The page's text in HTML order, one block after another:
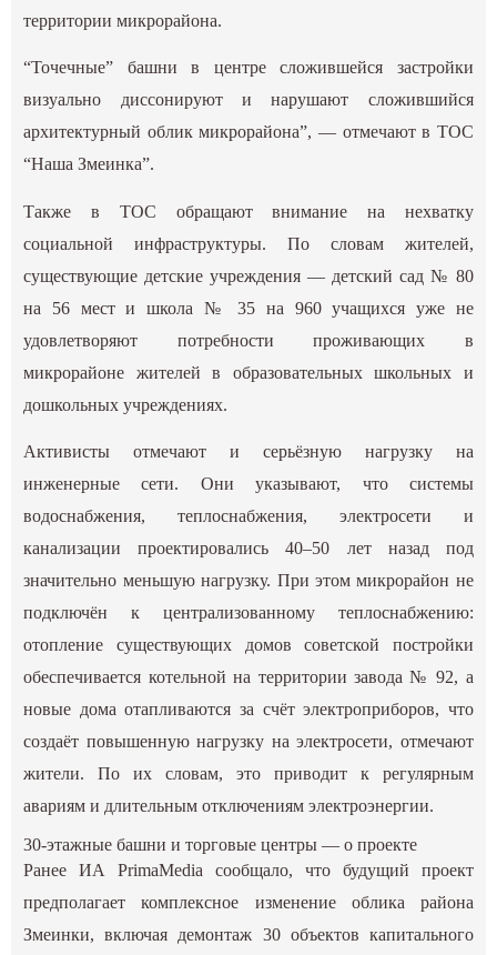
территории микрорайона.
“Точечные” башни в центре сложившейся застройки
визуально диссонируют и нарушают сложившийся
архитектурный облик микрорайона”, — отмечают в ТОС
“Наша Змеинка”.
Также в ТОС обращают внимание на нехватку
социальной инфраструктуры. По словам жителей,
существующие детские учреждения — детский сад № 80
на 56 мест и школа № 35 на 960 учащихся уже не
удовлетворяют потребности проживающих в
микрорайоне жителей в образовательных школьных и
дошкольных учреждениях.
Активисты отмечают и серьёзную нагрузку на
инженерные сети. Они указывают, что системы
водоснабжения, теплоснабжения, электросети и
канализации проектировались 40–50 лет назад под
значительно меньшую нагрузку. При этом микрорайон не
подключён к централизованному теплоснабжению:
отопление существующих домов советской постройки
обеспечивается котельной на территории завода № 92, а
новые дома отапливаются за счёт электроприборов, что
создаёт повышенную нагрузку на электросети, отмечают
жители. По их словам, это приводит к регулярным
авариям и длительным отключениям электроэнергии.
30-этажные башни и торговые центры — о проекте
Ранее ИА PrimaMedia сообщало, что будущий проект
предполагает комплексное изменение облика района
Змеинки, включая демонтаж 30 объектов капитального